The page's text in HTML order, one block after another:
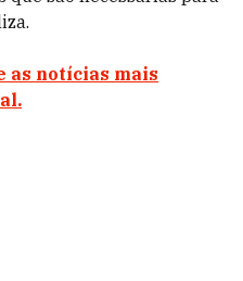
as notícias mais